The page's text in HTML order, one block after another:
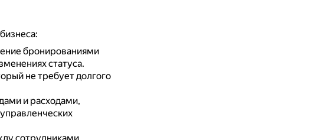
бронированиями
статуса.
не требует долгого
и расходами,